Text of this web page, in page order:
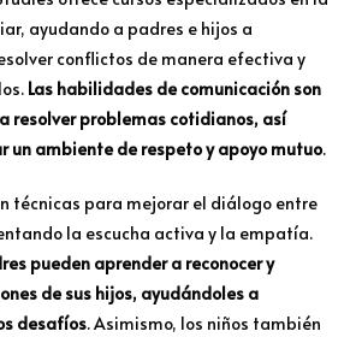
ayudando a padres e hijos a
conflictos de manera efectiva y
Las habilidades de comunicación son
resolver problemas cotidianos, así
un ambiente de respeto y apoyo mutuo.
técnicas para mejorar el diálogo entre
la escucha activa y la empatía.
pueden aprender a reconocer y
de sus hijos, ayudándoles a
desafíos. Asimismo, los niños también